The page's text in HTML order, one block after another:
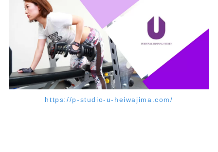
https://p-studio-u-heiwajima.com/